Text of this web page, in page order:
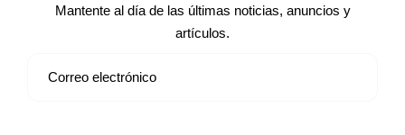
Mantente al día de las últimas noticias, anuncios y
artículos.